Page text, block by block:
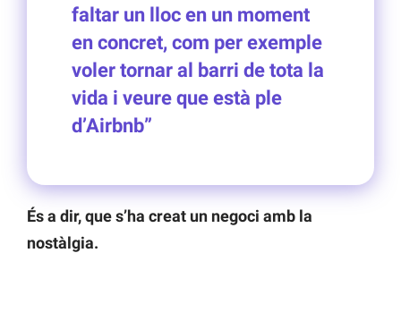
faltar un lloc en un moment
en concret, com per exemple
voler tornar al barri de tota la
vida i veure que està ple
d’Airbnb”
És a dir, que s’ha creat un negoci amb la
nostàlgia.